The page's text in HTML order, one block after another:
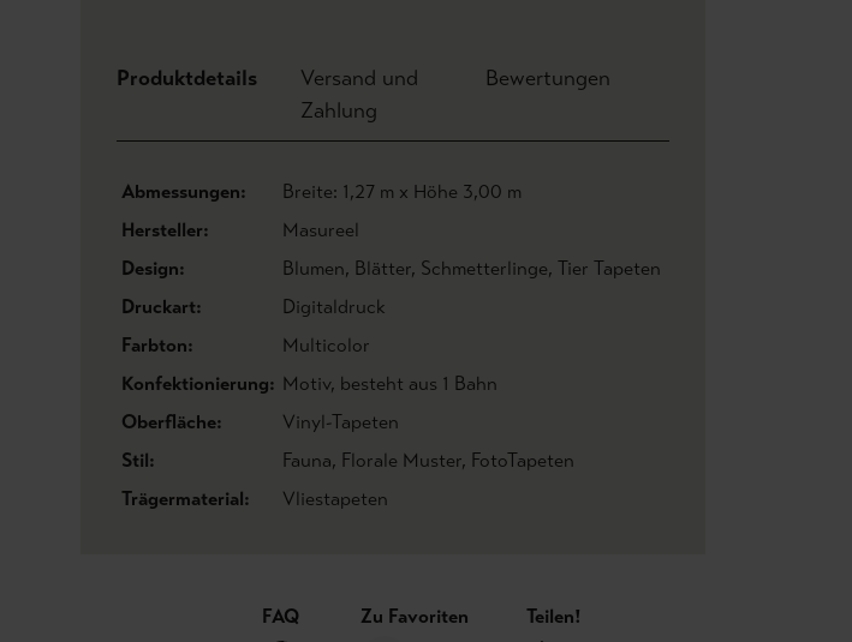
Produktdetails
Versand und
Zahlung
Bewertungen
Abmessungen:
Breite: 1,27 m x Höhe 3,00 m
Hersteller:
Masureel
Design:
Blumen, Blätter, Schmetterlinge, Tier Tapeten
Druckart:
Digitaldruck
Farbton:
Multicolor
Konfektionierung: Motiv, besteht aus 1 Bahn
Oberfläche:
Vinyl-Tapeten
Stil:
Fauna, Florale Muster, FotoTapeten
Trägermaterial:
Vliestapeten
FAQ Zu Favoriten Teilen!